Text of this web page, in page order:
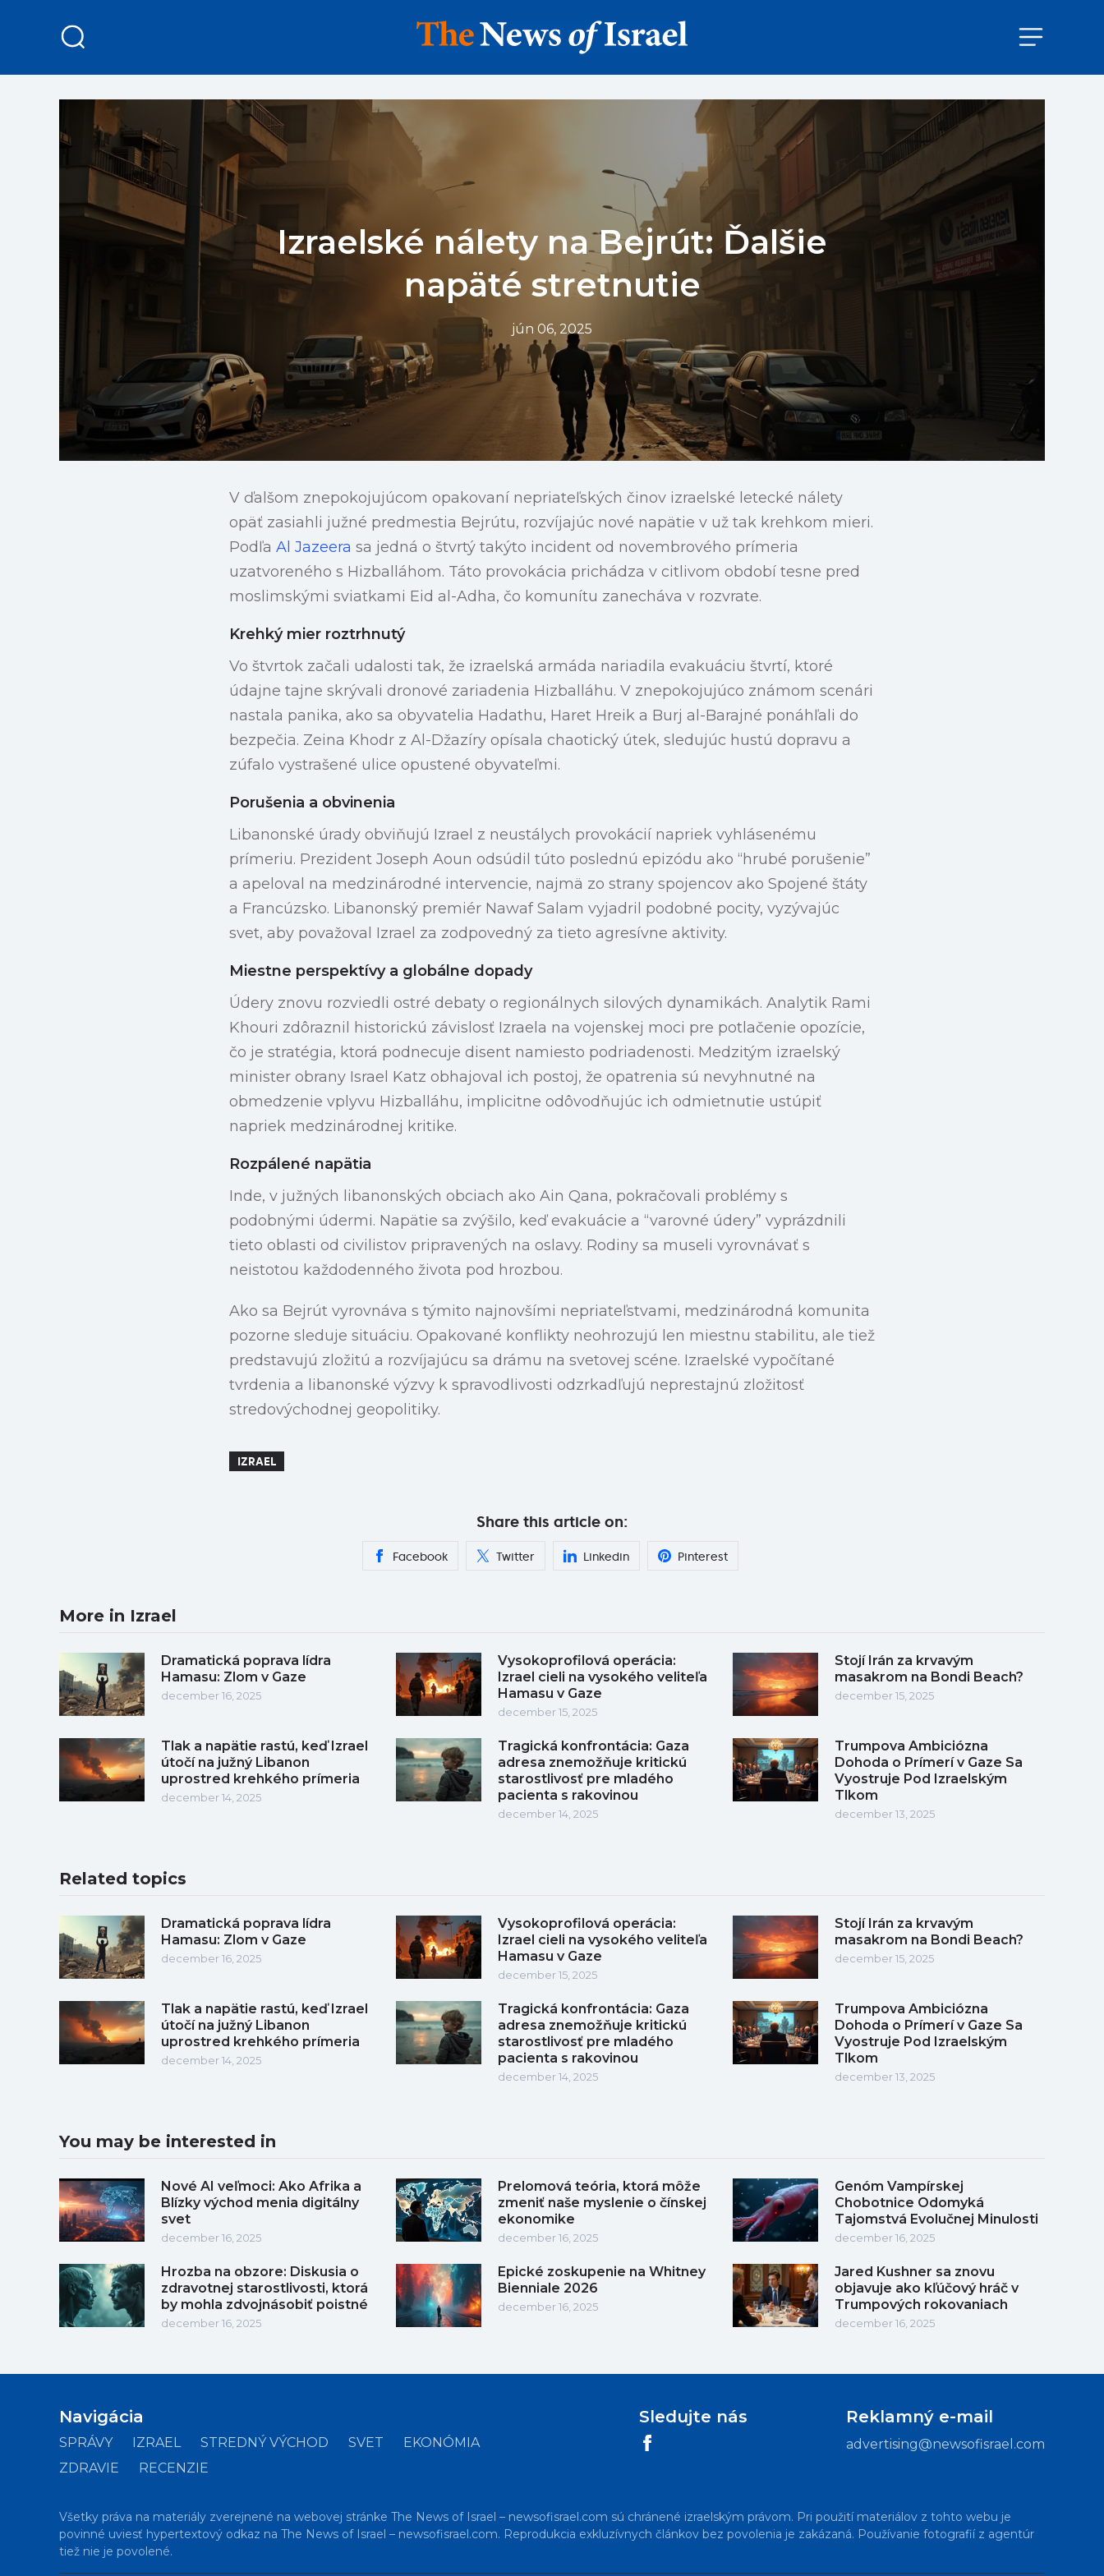
Izraelské nálety na Bejrút: Ďalšie
napäté stretnutie
jún 06, 2025
V ďalšom znepokojujúcom opakovaní nepriateľských činov izraelské letecké nálety
opäť zasiahli južné predmestia Bejrútu, rozvíjajúc nové napätie v už tak krehkom mieri.
Podľa Al Jazeera sa jedná o štvrtý takýto incident od novembrového prímeria
uzatvoreného s Hizballáhom. Táto provokácia prichádza v citlivom období tesne pred
moslimskými sviatkami Eid al-Adha, čo komunítu zanecháva v rozvrate.
Krehký mier roztrhnutý
Vo štvrtok začali udalosti tak, že izraelská armáda nariadila evakuáciu štvrtí, ktoré
údajne tajne skrývali dronové zariadenia Hizballáhu. V znepokojujúco známom scenári
nastala panika, ako sa obyvatelia Hadathu, Haret Hreik a Burj al-Barajné ponáhľali do
bezpečia. Zeina Khodr z Al-Džazíry opísala chaotický útek, sledujúc hustú dopravu a
zúfalo vystrašené ulice opustené obyvateľmi.
Porušenia a obvinenia
Libanonské úrady obviňujú Izrael z neustálych provokácií napriek vyhlásenému
prímeriu. Prezident Joseph Aoun odsúdil túto poslednú epizódu ako “hrubé porušenie”
a apeloval na medzinárodné intervencie, najmä zo strany spojencov ako Spojené štáty
a Francúzsko. Libanonský premiér Nawaf Salam vyjadril podobné pocity, vyzývajúc
svet, aby považoval Izrael za zodpovedný za tieto agresívne aktivity.
Miestne perspektívy a globálne dopady
Údery znovu rozviedli ostré debaty o regionálnych silových dynamikách. Analytik Rami
Khouri zdôraznil historickú závislosť Izraela na vojenskej moci pre potlačenie opozície,
čo je stratégia, ktorá podnecuje disent namiesto podriadenosti. Medzitým izraelský
minister obrany Israel Katz obhajoval ich postoj, že opatrenia sú nevyhnutné na
obmedzenie vplyvu Hizballáhu, implicitne odôvodňujúc ich odmietnutie ustúpiť
napriek medzinárodnej kritike.
Rozpálené napätia
Inde, v južných libanonských obciach ako Ain Qana, pokračovali problémy s
podobnými údermi. Napätie sa zvýšilo, keď evakuácie a “varovné údery” vyprázdnili
tieto oblasti od civilistov pripravených na oslavy. Rodiny sa museli vyrovnávať s
neistotou každodenného života pod hrozbou.
Ako sa Bejrút vyrovnáva s týmito najnovšími nepriateľstvami, medzinárodná komunita
pozorne sleduje situáciu. Opakované konflikty neohrozujú len miestnu stabilitu, ale tiež
predstavujú zložitú a rozvíjajúcu sa drámu na svetovej scéne. Izraelské vypočítané
tvrdenia a libanonské výzvy k spravodlivosti odzrkadľujú neprestajnú zložitosť
stredovýchodnej geopolitiky.
IZRAEL
Share this article on:
Facebook Twitter Linkedin Pinterest
More in Izrael
Dramatická poprava lídra
Hamasu: Zlom v Gaze
december 16, 2025
Vysokoprofilová operácia:
Izrael cieli na vysokého veliteľa
Hamasu v Gaze
december 15, 2025
Stojí Irán za krvavým
masakrom na Bondi Beach?
december 15, 2025
Tlak a napätie rastú, keď Izrael
útočí na južný Libanon
uprostred krehkého prímeria
december 14, 2025
Tragická konfrontácia: Gaza
adresa znemožňuje kritickú
starostlivosť pre mladého
pacienta s rakovinou
december 14, 2025
Trumpova Ambiciózna
Dohoda o Prímerí v Gaze Sa
Vyostruje Pod Izraelským
Tlkom
december 13, 2025
Related topics
Dramatická poprava lídra
Hamasu: Zlom v Gaze
december 16, 2025
Vysokoprofilová operácia:
Izrael cieli na vysokého veliteľa
Hamasu v Gaze
december 15, 2025
Stojí Irán za krvavým
masakrom na Bondi Beach?
december 15, 2025
Tlak a napätie rastú, keď Izrael
útočí na južný Libanon
uprostred krehkého prímeria
december 14, 2025
Tragická konfrontácia: Gaza
adresa znemožňuje kritickú
starostlivosť pre mladého
pacienta s rakovinou
december 14, 2025
Trumpova Ambiciózna
Dohoda o Prímerí v Gaze Sa
Vyostruje Pod Izraelským
Tlkom
december 13, 2025
You may be interested in
Nové AI veľmoci: Ako Afrika a
Blízky východ menia digitálny
svet
december 16, 2025
Prelomová teória, ktorá môže
zmeniť naše myslenie o čínskej
ekonomike
december 16, 2025
Genóm Vampírskej
Chobotnice Odomyká
Tajomstvá Evolučnej Minulosti
december 16, 2025
Hrozba na obzore: Diskusia o
zdravotnej starostlivosti, ktorá
by mohla zdvojnásobiť poistné
december 16, 2025
Epické zoskupenie na Whitney
Bienniale 2026
december 16, 2025
Jared Kushner sa znovu
objavuje ako kľúčový hráč v
Trumpových rokovaniach
december 16, 2025
Navigácia
SPRÁVY IZRAEL STREDNÝ VÝCHOD SVET
EKONÓMIA
ZDRAVIE
RECENZIE
Sledujte nás Reklamný e-mail
advertising@newsofisrael.com
Všetky práva na materiály zverejnené na webovej stránke The News of Israel – newsofisrael.com sú chránené izraelským právom. Pri použití materiálov z tohto webu je
povinné uviesť hypertextový odkaz na The News of Israel – newsofisrael.com. Reprodukcia exkluzívnych článkov bez povolenia je zakázaná. Používanie fotografií z agentúr
tiež nie je povolené.